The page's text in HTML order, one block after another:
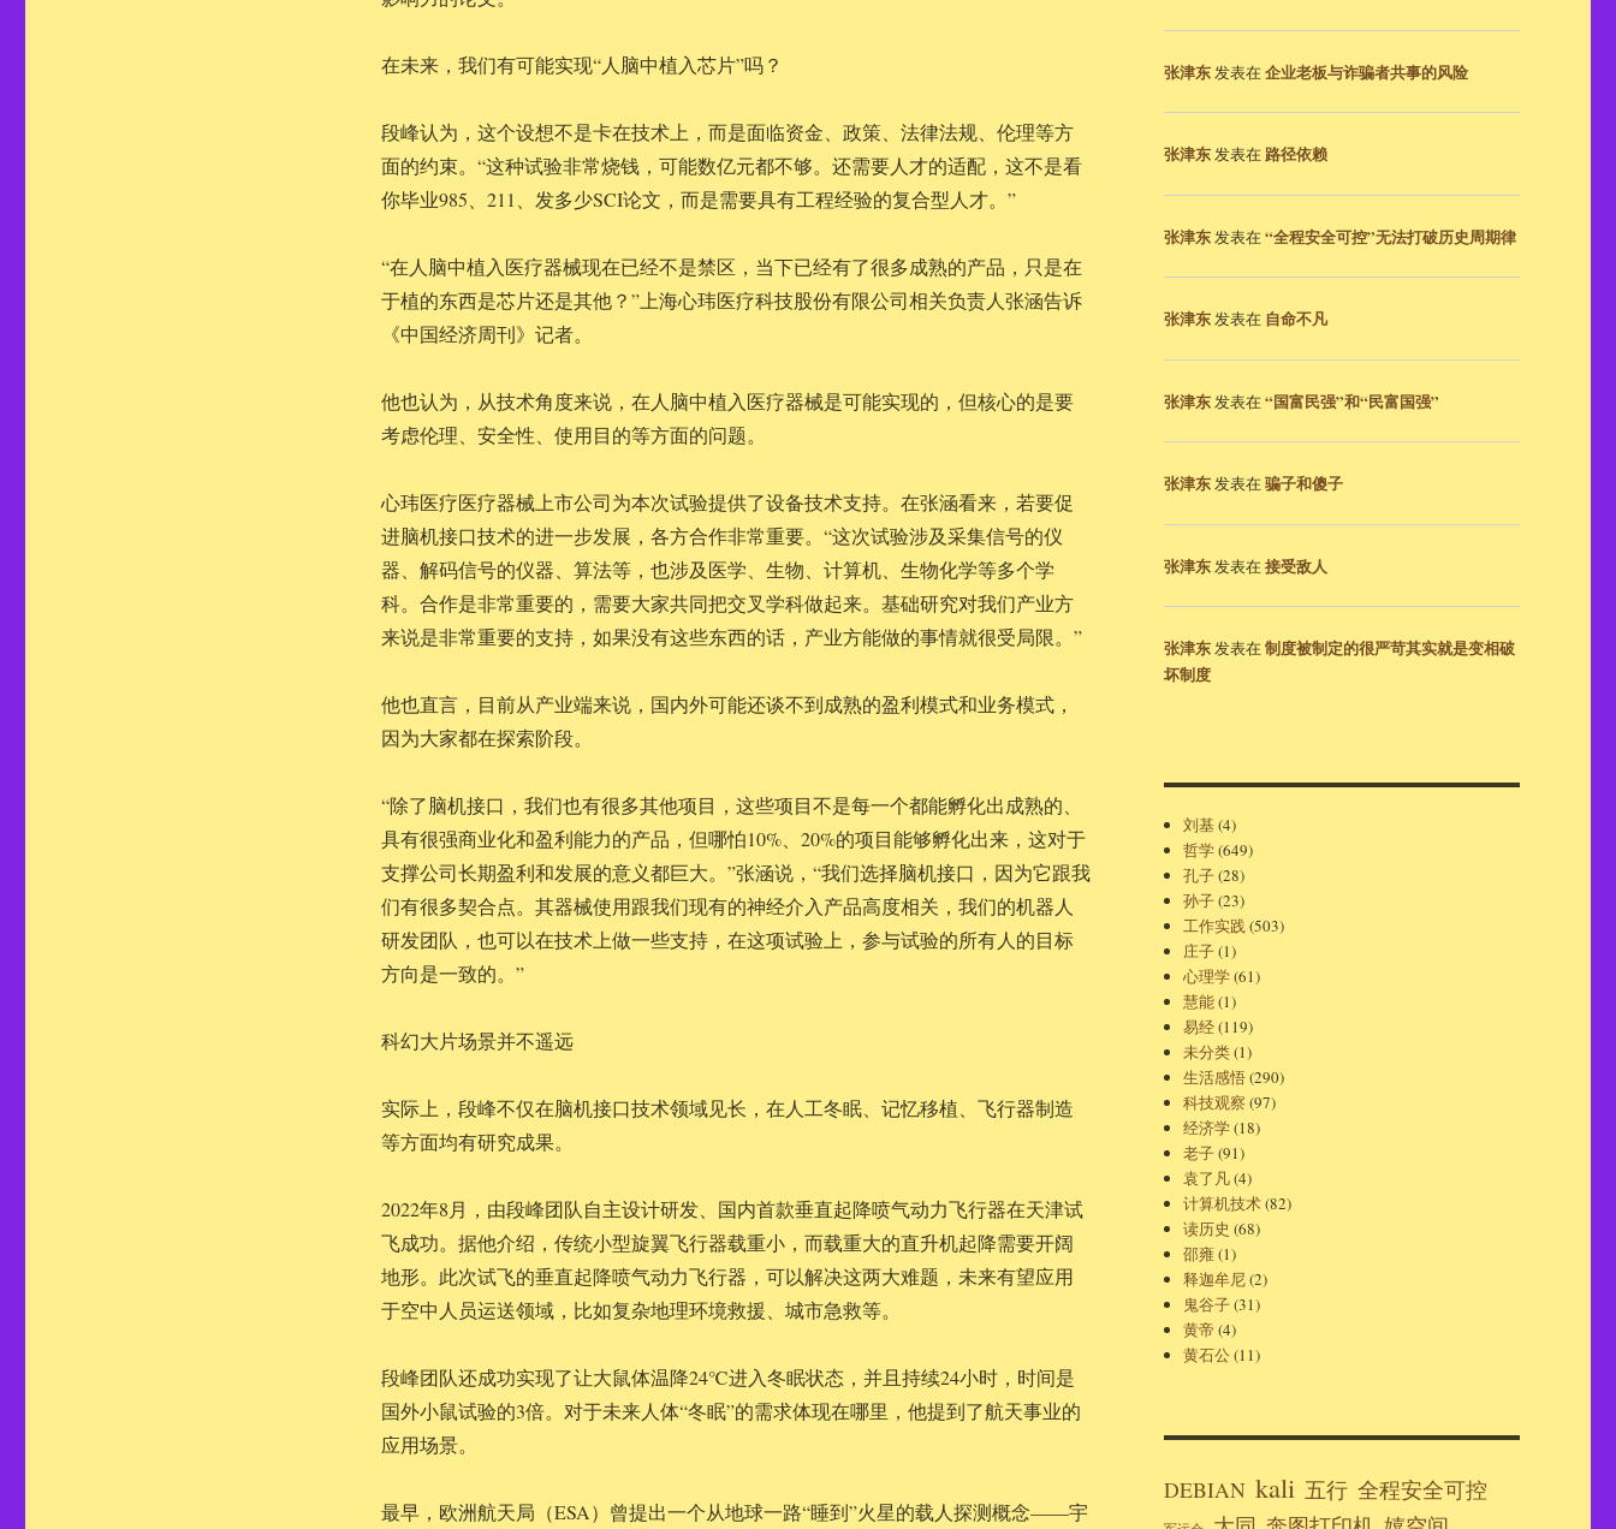
在未来，我们有可能实现“人脑中植入芯片”吗？
段峰认为，这个设想不是卡在技术上，而是面临资金、政策、法律法规、伦理等方
面的约束。“这种试验非常烧钱，可能数亿元都不够。还需要人才的适配，这不是看
你毕业985、211、发多少SCI论文，而是需要具有工程经验的复合型人才。”
“在人脑中植入医疗器械现在已经不是禁区，当下已经有了很多成熟的产品，只是在
于植的东西是芯片还是其他？”上海心玮医疗科技股份有限公司相关负责人张涵告诉
《中国经济周刊》记者。
他也认为，从技术角度来说，在人脑中植入医疗器械是可能实现的，但核心的是要
考虑伦理、安全性、使用目的等方面的问题。
心玮医疗医疗器械上市公司为本次试验提供了设备技术支持。在张涵看来，若要促
进脑机接口技术的进一步发展，各方合作非常重要。“这次试验涉及采集信号的仪
器、解码信号的仪器、算法等，也涉及医学、生物、计算机、生物化学等多个学
科。合作是非常重要的，需要大家共同把交叉学科做起来。基础研究对我们产业方
来说是非常重要的支持，如果没有这些东西的话，产业方能做的事情就很受局限。”
他也直言，目前从产业端来说，国内外可能还谈不到成熟的盈利模式和业务模式，
因为大家都在探索阶段。
“除了脑机接口，我们也有很多其他项目，这些项目不是每一个都能孵化出成熟的、
具有很强商业化和盈利能力的产品，但哪怕10%、20%的项目能够孵化出来，这对于
支撑公司长期盈利和发展的意义都巨大。”张涵说，“我们选择脑机接口，因为它跟我
们有很多契合点。其器械使用跟我们现有的神经介入产品高度相关，我们的机器人
研发团队，也可以在技术上做一些支持，在这项试验上，参与试验的所有人的目标
方向是一致的。”
科幻大片场景并不遥远
实际上，段峰不仅在脑机接口技术领域见长，在人工冬眠、记忆移植、飞行器制造
等方面均有研究成果。
2022年8月，由段峰团队自主设计研发、国内首款垂直起降喷气动力飞行器在天津试
飞成功。据他介绍，传统小型旋翼飞行器载重小，而载重大的直升机起降需要开阔
地形。此次试飞的垂直起降喷气动力飞行器，可以解决这两大难题，未来有望应用
于空中人员运送领域，比如复杂地理环境救援、城市急救等。
段峰团队还成功实现了让大鼠体温降24℃进入冬眠状态，并且持续24小时，时间是
国外小鼠试验的3倍。对于未来人体“冬眠”的需求体现在哪里，他提到了航天事业的
应用场景。
最早，欧洲航天局（ESA）曾提出一个从地球一路“睡到”火星的载人探测概念——宇
张津东发表在企业老板与诈骗者共事的风险
张津东发表在 路径依赖
张津东发表在“全程安全可控”无法打破历史周期律
张津东发表在 自命不凡
张津东发表在“国富民强”和“民富国强”
张津东发表在骗子和傻子
张津东发表在接受敌人
张津东发表在制度被制定的很严苛其实就是变相破
坏制度
刘基(4)
哲学(649)
孔子(28)
孙子(23)
工作实践(503)
庄子(1)
心理学(61)
慧能(1)
易经(119)
未分类(1)
生活感悟(290)
科技观察 (97)
经济学(18)
老子(91)
袁了凡(4)
计算机技术(82)
读历史 (68)
邵雍(1)
释迦牟尼(2)
鬼谷子(31)
黄帝 (4)
黄石公(11)
DEBIAN kali 五行 全程安全可控